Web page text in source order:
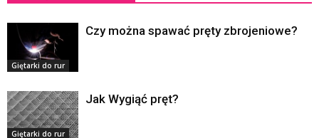
Giętarki do rur
Czy można spawać pręty zbrojeniowe?
Giętarki do rur
Jak Wygiąć pręt?